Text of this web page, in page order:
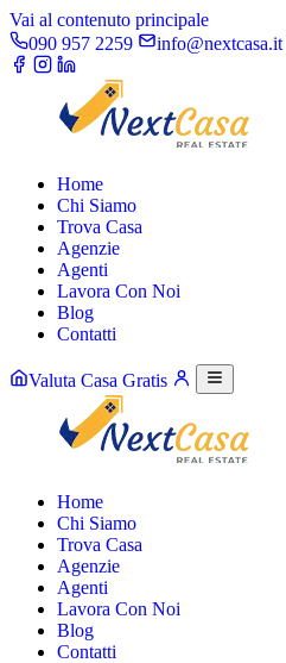
Vai al contenuto principale
090 957 2259
info@nextcasa.it
Home
Chi Siamo
Trova Casa
Agenzie
Agenti
Lavora Con Noi
Blog
Contatti
Valuta Casa Gratis
Home
Chi Siamo
Trova Casa
Agenzie
Agenti
Lavora Con Noi
Blog
Contatti